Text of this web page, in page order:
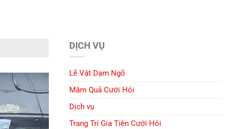
DỊCH VỤ
Lễ Vật Dạm Ngõ
Mâm Quả Cưới Hỏi
Dịch vụ
Trang Trí Gia Tiên Cưới Hỏi